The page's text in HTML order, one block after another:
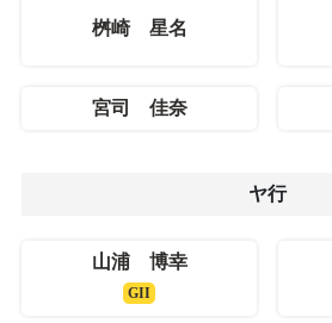
桝崎 星名
宮司 佳奈
ヤ行
山浦 博幸
GII